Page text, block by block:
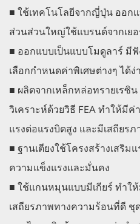
■ ใช้เทคโนโลยีจากญี่ปุ่น ออก
ส่วนส่วนใหญ่ใช้แบรนด์จากเ
■ ออกแบบเป็นแบบโมดูลาร์ มี
เลือกกำหนดค่าพิเศษต่างๆ ได้ง่
■ ผลิตจากเหล็กหล่อทรายเรซิ
วิเคราะห์ด้วยวิธี FEA ทำให้มี
แรงต่อแรงบิดสูง และมีเสถียร
■ ฐานเตียงใช้โครงสร้างเสริม
ความแข็งแรงและมั่นคง
■ ใช้แกนหมุนแบบมีเกียร์ ทำใ
เสถียรภาพทางความร้อนที่ดี